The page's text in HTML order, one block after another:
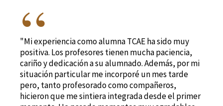
"Mi experiencia como alumna TCAE ha sido muy
positiva. Los profesores tienen mucha paciencia,
cariño y dedicación a su alumnado. Además, por mi
situación particular me incorporé un mes tarde
pero, tanto profesorado como compañeros,
hicieron que me sintiera integrada desde el primer